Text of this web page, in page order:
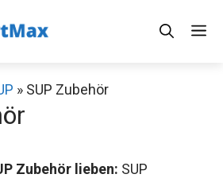
» SUP Zubehör
Zubehör lieben: SUP